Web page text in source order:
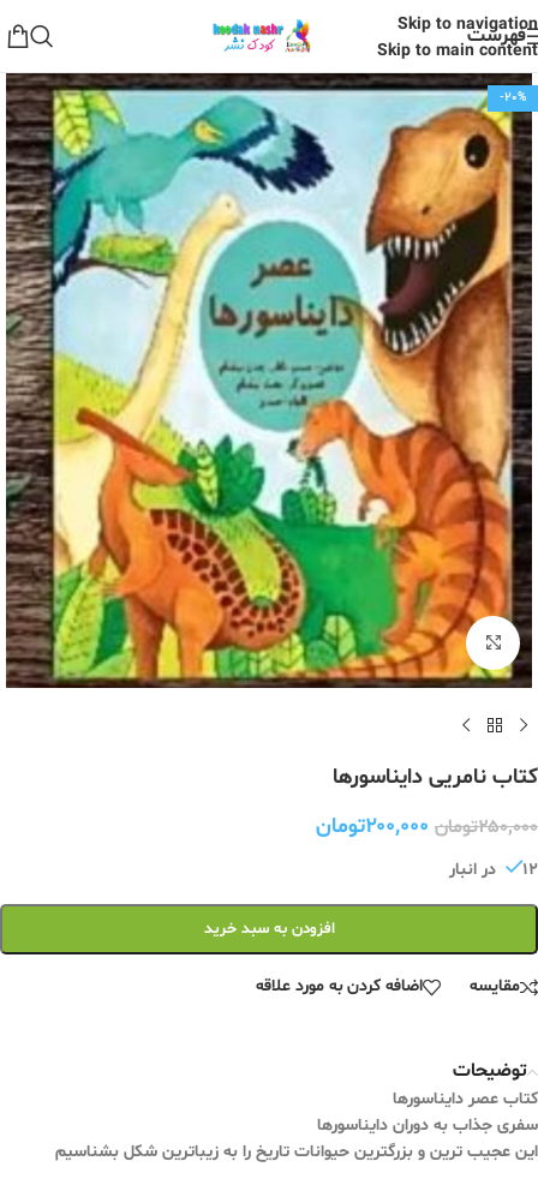
Skip to navigation
Skip to main content
فهرست
-20%
برای بزرگنمایی کلیک کنید
کتاب نامریی دایناسورها
۲۵۰,۰۰۰تومان ۲۰۰,۰۰۰تومان
12 در انبار
افزودن به سبد خرید
مقایسه اضافه کردن به مورد علاقه
توضیحات
کتاب عصر دایناسورها
سفری جذاب به دوران دایناسورها
این عجیب ترین و بزرگترین حیوانات تاریخ را به زیباترین شکل بشناسیم